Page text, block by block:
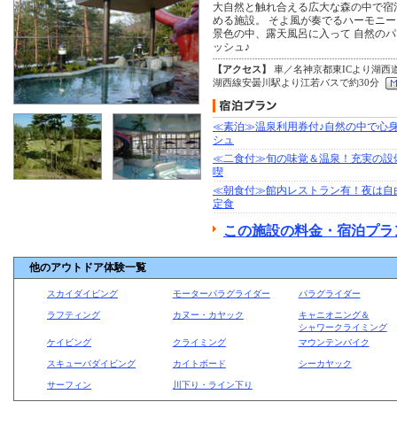
大自然と触れ合える広大な森の中で
める施設。 そよ風が奏でるハーモニ
景色の中、露天風呂に入って 自然の
ッシュ♪
【アクセス】
車／名神京都東ICより湖
湖西線安曇川駅より江若バスで約30分
≪素泊≫温泉利用券付♪自然の中で心
シュ
≪二食付≫旬の味覚＆温泉！充実の設
喫
≪朝食付≫館内レストラン有！夜は自
定食
この施設の料金・宿泊プ
他のアウトドア体験一覧
スカイダイビング モーターパラグライダー パラグライダー
ラフティング カヌー・カヤック
キャニオニング＆
シャワークライミング
ケイビング
クライミング マウンテンバイク
スキューバダイビング カイトボード シーカヤック
サーフィン 川下り・ライン下り